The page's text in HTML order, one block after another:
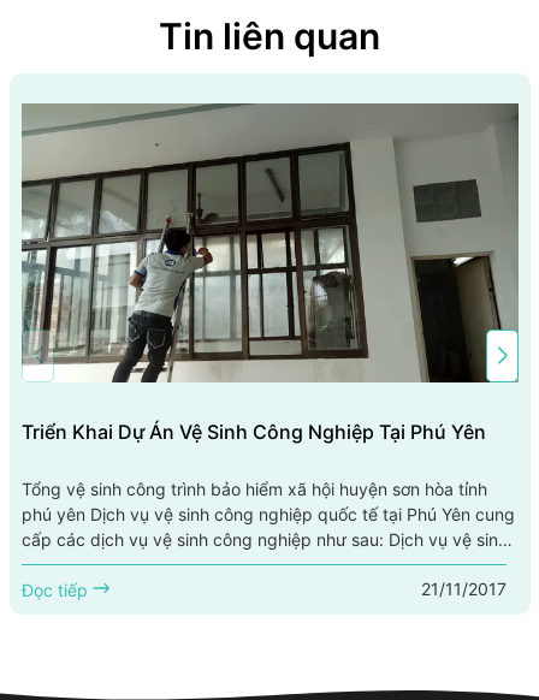
Tin liên quan
Triển Khai Dự Án Vệ Sinh Công Nghiệp Tại Phú Yên
Tổng vệ sinh công trình bảo hiểm xã hội huyện sơn hòa tỉnh
phú yên Dịch vụ vệ sinh công nghiệp quốc tế tại Phú Yên cung
cấp các dịch vụ vệ sinh công nghiệp như sau: Dịch vụ vệ sinh
trường học tại Phú Yên, dịch vụ vệ sinh trung tâm thương mại
tại Phú Yên, dịch vụ vệ sinh văn phòng tại Phú Yên, dịch vụ vệ
sinh công trình sau xây dựng tại Phú Yên, dịch vụ vệ sinh nhà ở
Đọc tiếp 21/11/2017